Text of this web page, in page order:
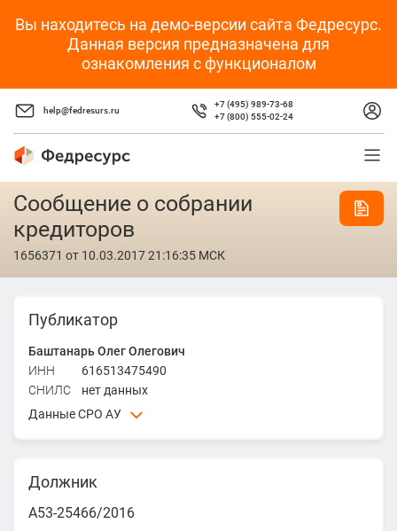
Вы находитесь на демо-версии сайта Федресурс.
Данная версия предназначена для
ознакомления с функционалом
help@fedresurs.ru
+7 (495) 989-73-68
+7 (800) 555-02-24
Сообщение о собрании
кредиторов
1656371 от 10.03.2017 21:16:35 МСК
Публикатор
Баштанарь Олег Олегович
ИНН
616513475490
СНИЛС
нет данных
Данные СРО АУ
УПРАВЛЕНИЯ"
ОГРН
1035402470036
Должник
А53-25466/2016